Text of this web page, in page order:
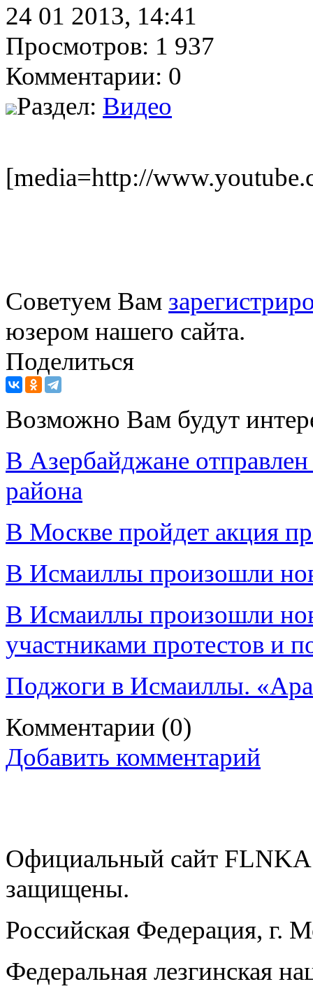
24 01 2013, 14:41
Просмотров: 1 937
Комментарии: 0
Раздел: Видео
[media=http://
Советуем Вам
юзером нашего сайта.
Поделиться
Возможно Вам будут
В Азербайджане отправлен
района
В Москве пройдет акция
В Исмаиллы произошли
В Исмаиллы произошли
участниками протестов и
Поджоги в Исмаиллы.
Комментарии (0)
Добавить комментарий
Официальный сайт
защищены.
Российская Федерация, г.
Федеральная лезгинская